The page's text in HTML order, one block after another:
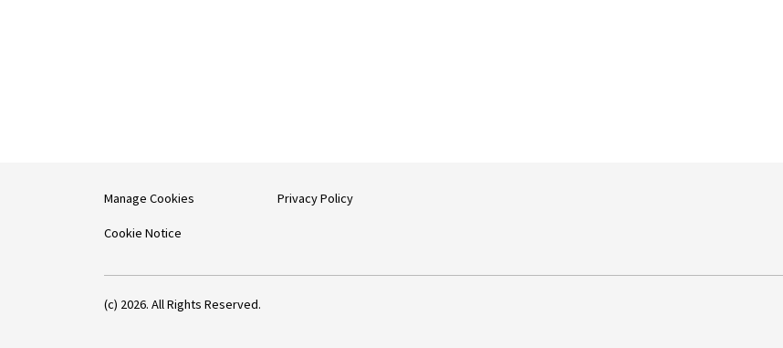
Manage Cookies
Cookie Notice
Privacy Policy
(c) 2026. All Rights Reserved.